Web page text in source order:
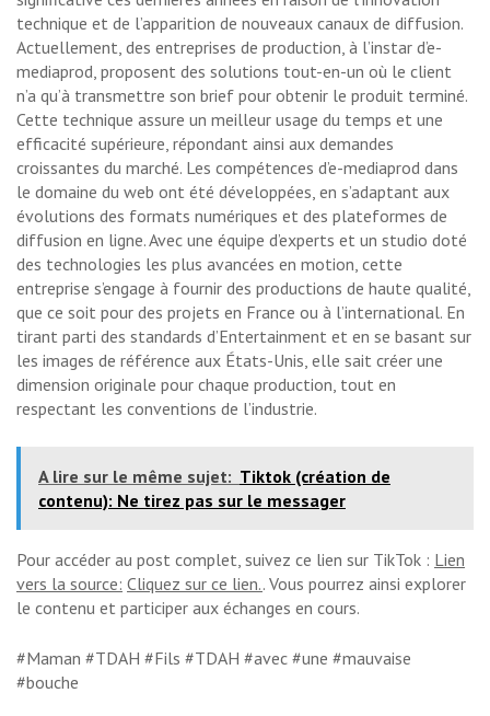
technique et de l’apparition de nouveaux canaux de diffusion.
Actuellement, des entreprises de production, à l’instar d’e-
mediaprod, proposent des solutions tout-en-un où le client
n’a qu’à transmettre son brief pour obtenir le produit terminé.
Cette technique assure un meilleur usage du temps et une
efficacité supérieure, répondant ainsi aux demandes
croissantes du marché. Les compétences d’e-mediaprod dans
le domaine du web ont été développées, en s’adaptant aux
évolutions des formats numériques et des plateformes de
diffusion en ligne. Avec une équipe d’experts et un studio doté
des technologies les plus avancées en motion, cette
entreprise s’engage à fournir des productions de haute qualité,
que ce soit pour des projets en France ou à l’international. En
tirant parti des standards d’Entertainment et en se basant sur
les images de référence aux États-Unis, elle sait créer une
dimension originale pour chaque production, tout en
respectant les conventions de l’industrie.
A lire sur le même sujet: Tiktok (création de
contenu): Ne tirez pas sur le messager
Pour accéder au post complet, suivez ce lien sur TikTok : Lien
vers la source: Cliquez sur ce lien.. Vous pourrez ainsi explorer
le contenu et participer aux échanges en cours.
#Maman #TDAH #Fils #TDAH #avec #une #mauvaise
#bouche